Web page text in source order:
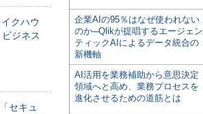
クハウ
ジネス
セキュ
企業AIの95％はなぜ使われない
のか─Qlikが提唱するエージェン
ティックAIによるデータ統合の
新機軸
AI活用を業務補助から意思決定
領域へと高め、業務プロセスを
進化させるための道筋とは